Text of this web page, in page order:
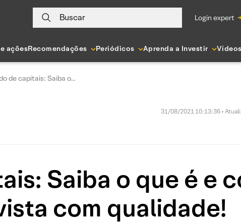
Buscar login expert
açõesRecomendações Periódicos Aprenda a Investir Vídeos
de capitais: Saiba o...
31/08/2021 10:13:36 •
Saiba o que é e
com qualidade!